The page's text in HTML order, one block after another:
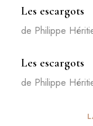
Les escargots
de Philippe
Les escargots
de Philippe